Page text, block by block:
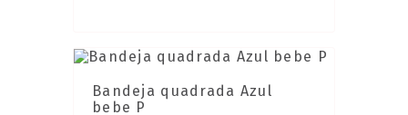
Bandeja quadrada Azul
bebe P